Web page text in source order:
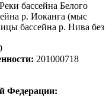
Реки бассейна Белого
р. Иоканга (мыс
бассейна р. Нива без
201000718
Федерации: